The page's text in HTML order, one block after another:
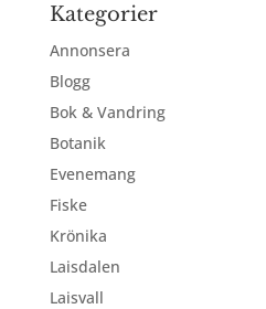
Kategorier
Annonsera
Blogg
Bok & Vandring
Botanik
Evenemang
Fiske
Krönika
Laisdalen
Laisvall